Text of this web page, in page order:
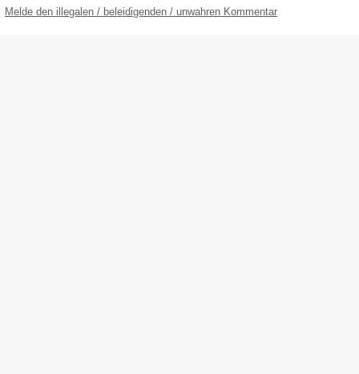
Melde den illegalen / beleidigenden / unwahren Kommentar